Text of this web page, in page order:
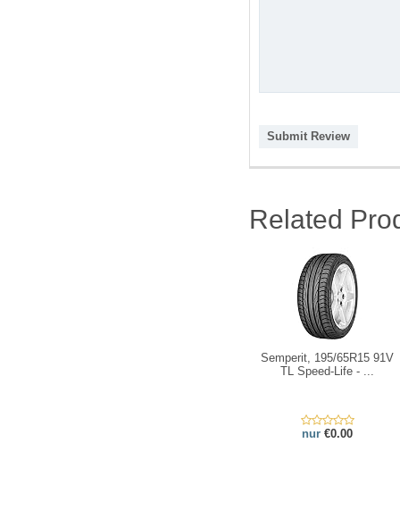
Submit Review
Related
Semperit, 195/65R15 91V
TL Speed-Life - ...
nur €0.00